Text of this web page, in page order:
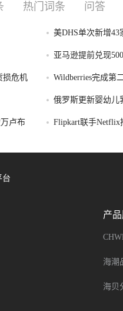
热门词条 问答
美DHS单次新增
亚马逊提前兑现
损危机 Wildberries完成第
俄罗斯更新婴幼儿
卢布 Flipkart联手Netflix
台
产
海潮
海贝